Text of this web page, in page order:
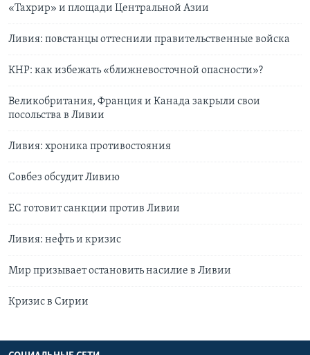
«Тахрир» и площади Центральной Азии
Ливия: повстанцы оттеснили правительственные войска
КНР: как избежать «ближневосточной опасности»?
Великобритания, Франция и Канада закрыли свои
посольства в Ливии
Ливия: хроника противостояния
Совбез обсудит Ливию
ЕС готовит санкции против Ливии
Ливия: нефть и кризис
Мир призывает остановить насилие в Ливии
Кризис в Сирии